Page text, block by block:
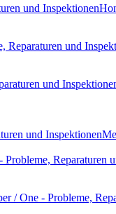
und Inspektionen
Reparaturen und
und
und Inspektionen
Probleme, Reparaturen
/ One - Probleme,